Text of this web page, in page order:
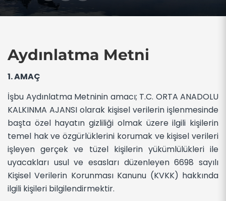
Aydınlatma Metni
1. AMAÇ
İşbu Aydınlatma Metninin amacı; T.C. ORTA ANADOLU
KALKINMA AJANSI olarak kişisel verilerin işlenmesinde
başta özel hayatın gizliliği olmak üzere ilgili kişilerin
temel hak ve özgürlüklerini korumak ve kişisel verileri
işleyen gerçek ve tüzel kişilerin yükümlülükleri ile
uyacakları usul ve esasları düzenleyen 6698 sayılı
Kişisel Verilerin Korunması Kanunu (KVKK) hakkında
ilgili kişileri bilgilendirmektir.